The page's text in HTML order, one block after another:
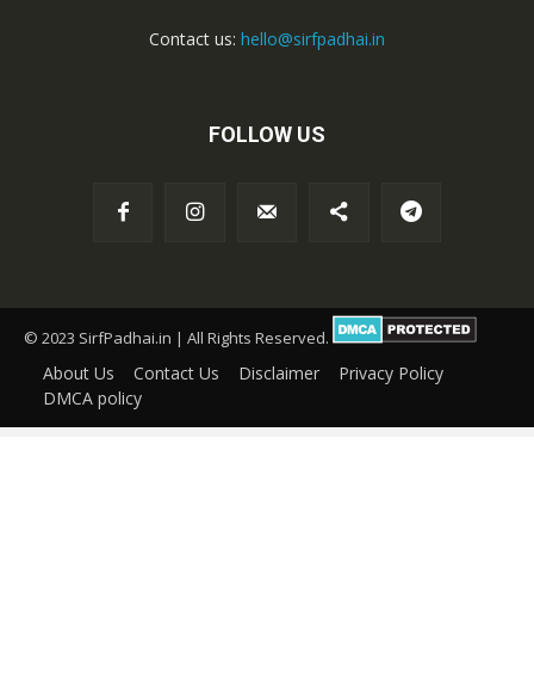
Contact us: hello@sirfpadhai.in
FOLLOW US
© 2023 SirfPadhai.in | All Rights Reserved.
About Us Contact Us Disclaimer
Privacy Policy
DMCA policy